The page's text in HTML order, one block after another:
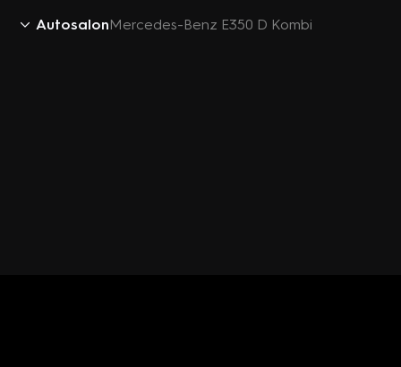
AutosalonMercedes-Benz E350 D Kombi